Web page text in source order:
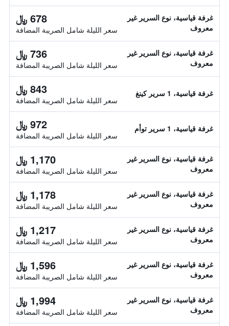
غرفة قياسية، نوع السرير غير
معروف
678 ﷼
سعر الليلة شامل الصريبة المضافة
غرفة قياسية، نوع السرير غير
معروف
736 ﷼
سعر الليلة شامل الصريبة المضافة
غرفة قياسية، 1 سرير كينغ 843 ﷼
سعر الليلة شامل الصريبة المضافة
غرفة قياسية، 1 سرير توأم 972 ﷼
سعر الليلة شامل الصريبة المضافة
غرفة قياسية، نوع السرير غير
معروف
1,170 ﷼
سعر الليلة شامل الصريبة المضافة
غرفة قياسية، نوع السرير غير
معروف
1,178 ﷼
سعر الليلة شامل الصريبة المضافة
غرفة قياسية، نوع السرير غير
معروف
1,217 ﷼
سعر الليلة شامل الصريبة المضافة
غرفة قياسية، نوع السرير غير
معروف
1,596 ﷼
سعر الليلة شامل الصريبة المضافة
غرفة قياسية، نوع السرير غير
معروف
1,994 ﷼
سعر الليلة شامل الصريبة المضافة